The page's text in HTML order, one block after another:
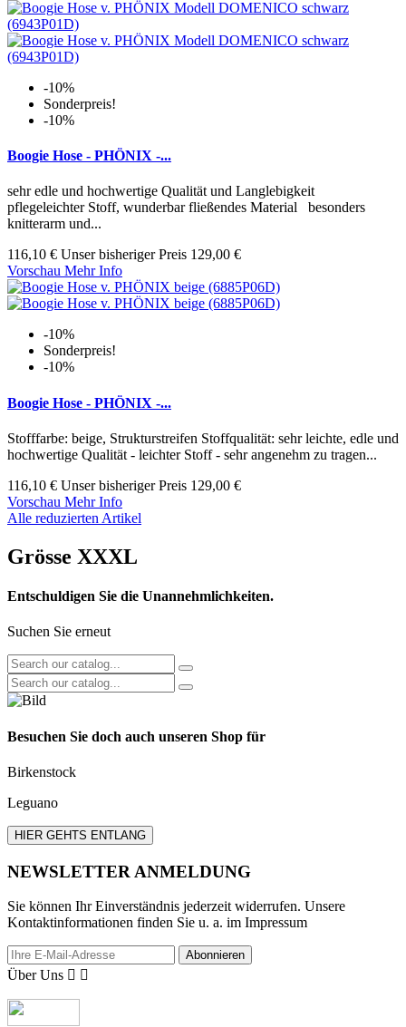
-10%
Sonderpreis!
-10%
Boogie Hose - PHÖNIX -...
sehr edle und hochwertige Qualität und Langlebigkeit
pflegeleichter Stoff, wunderbar fließendes Material besonders
knitterarm und...
116,10 € Unser bisheriger Preis 129,00 €
Vorschau Mehr Info
-10%
Sonderpreis!
-10%
Boogie Hose - PHÖNIX -...
Stofffarbe: beige, Strukturstreifen Stoffqualität: sehr leichte, edle und
hochwertige Qualität - leichter Stoff - sehr angenehm zu tragen...
116,10 € Unser bisheriger Preis 129,00 €
Vorschau Mehr Info
Alle reduzierten Artikel
Grösse XXXL
Entschuldigen Sie die Unannehmlichkeiten.
Suchen Sie erneut
Besuchen Sie doch auch unseren Shop für
Birkenstock
Leguano
HIER GEHTS ENTLANG
NEWSLETTER ANMELDUNG
Sie können Ihr Einverständnis jederzeit widerrufen. Unsere
Kontaktinformationen finden Sie u. a. im Impressum
Abonnieren
Über Uns  